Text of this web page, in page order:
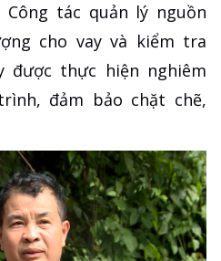
tác quản lý nguồn
cho vay và kiểm tra
được thực hiện nghiêm
đảm bảo chặt chẽ,